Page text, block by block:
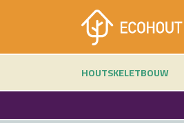
HOUTSKELETBOUW